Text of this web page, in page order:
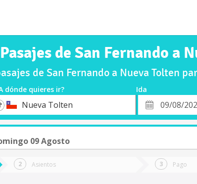
Pasajes de San Fernando a
de San Fernando a Nueva Tolten
dónde quieres ir? Ida
Nueva Tolten
Fecha
de
09 Agosto
Asientos Pago